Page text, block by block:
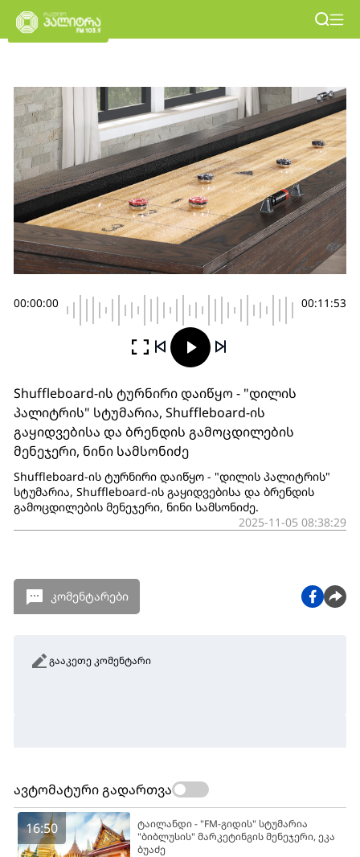
00:00:00 00:11:53
Shuffleboard-ის ტურნირი დაიწყო - "დილის
პალიტრის" სტუმარია, Shuffleboard-ის
გაყიდვებისა და ბრენდის გამოცდილების
მენეჯერი, ნინი სამსონიძე
Shuffleboard-ის ტურნირი დაიწყო - "დილის პალიტრის"
სტუმარია, Shuffleboard-ის გაყიდვებისა და ბრენდის
გამოცდილების მენეჯერი, ნინი სამსონიძე.
2025-11-05 08:38:29
კომენტარები
გააკეთე კომენტარი
ავტომატური გადართვა
16:50
ტაილანდი - "FM-გიდის" სტუმარია
"ბიბლუსის" მარკეტინგის მენეჯერი, ეკა
ბუაძე